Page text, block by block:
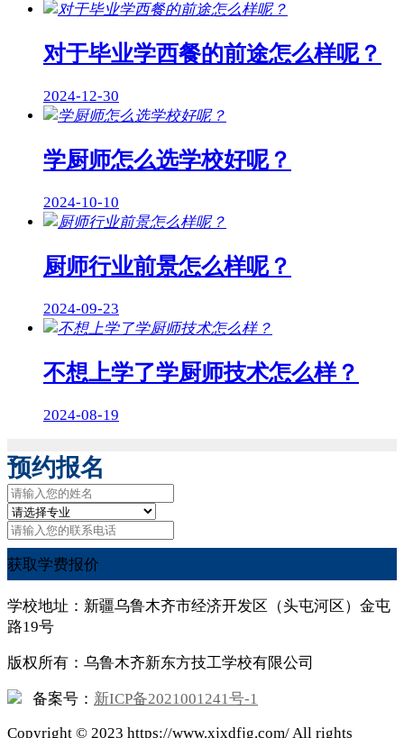
对于毕业学西餐的前途怎么样呢？
2024-12-30
学厨师怎么选学校好呢？
2024-10-10
厨师行业前景怎么样呢？
2024-09-23
不想上学了学厨师技术怎么样？
2024-08-19
预约报名
获取学费报价
学校地址：新疆乌鲁木齐市经济开发区（头屯河区）金屯
路19号
版权所有：乌鲁木齐新东方技工学校有限公司
备案号： 新ICP备2021001241号-1
Copyright © 2023 https://www.xjxdfjg.com/ All rights